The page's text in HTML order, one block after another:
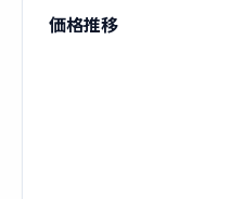
価格推移